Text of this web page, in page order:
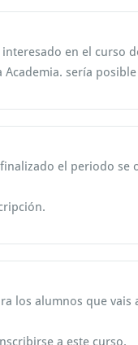
en el curso
sería
el periodo se
los alumnos que vais
a este curso.